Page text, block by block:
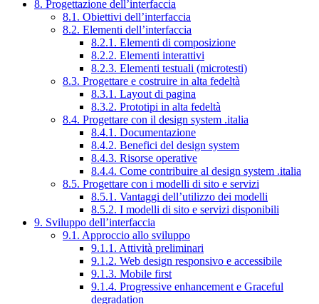
8. Progettazione dell’interfaccia
8.1. Obiettivi dell’interfaccia
8.2. Elementi dell’interfaccia
8.2.1. Elementi di composizione
8.2.2. Elementi interattivi
8.2.3. Elementi testuali (microtesti)
8.3. Progettare e costruire in alta fedeltà
8.3.1. Layout di pagina
8.3.2. Prototipi in alta fedeltà
8.4. Progettare con il design system .italia
8.4.1. Documentazione
8.4.2. Benefici del design system
8.4.3. Risorse operative
8.4.4. Come contribuire al design system .italia
8.5. Progettare con i modelli di sito e servizi
8.5.1. Vantaggi dell’utilizzo dei modelli
8.5.2. I modelli di sito e servizi disponibili
9. Sviluppo dell’interfaccia
9.1. Approccio allo sviluppo
9.1.1. Attività preliminari
9.1.2. Web design responsivo e accessibile
9.1.3. Mobile first
9.1.4. Progressive enhancement e Graceful
degradation